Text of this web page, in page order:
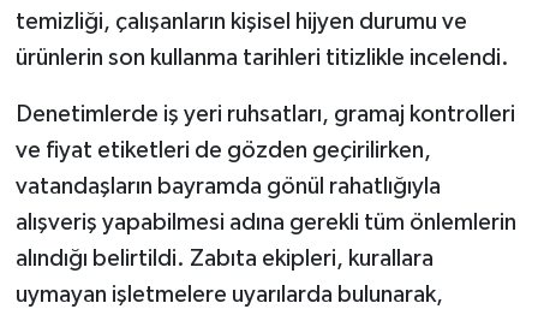
temizliği, çalışanların kişisel hijyen durumu ve
ürünlerin son kullanma tarihleri titizlikle incelendi.
Denetimlerde iş yeri ruhsatları, gramaj kontrolleri
ve fiyat etiketleri de gözden geçirilirken,
vatandaşların bayramda gönül rahatlığıyla
alışveriş yapabilmesi adına gerekli tüm önlemlerin
alındığı belirtildi. Zabıta ekipleri, kurallara
uymayan işletmelere uyarılarda bulunarak,